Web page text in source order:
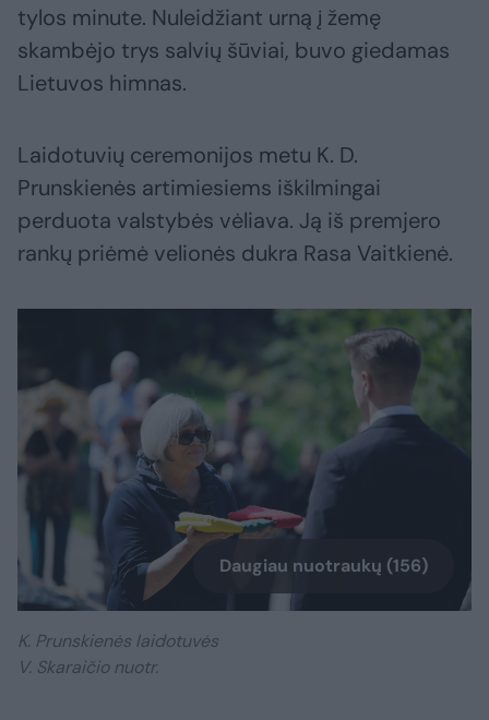
tylos minute. Nuleidžiant urną į žemę
skambėjo trys salvių šūviai, buvo giedamas
Lietuvos himnas.
Laidotuvių ceremonijos metu K. D.
Prunskienės artimiesiems iškilmingai
perduota valstybės vėliava. Ją iš premjero
rankų priėmė velionės dukra Rasa Vaitkienė.
Daugiau nuotraukų (156)
K. Prunskienės laidotuvės
V. Skaraičio nuotr.